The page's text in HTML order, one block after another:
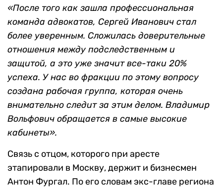
«После того как зашла профессиональная
команда адвокатов, Сергей Иванович стал
более уверенным. Сложилась доверительные
отношения между подследственным и
защитой, а это уже значит все-таки 20%
успеха. У нас во фракции по этому вопросу
создана рабочая группа, которая очень
внимательно следит за этим делом. Владимир
Вольфович обращается в самые высокие
кабинеты».
Связь с отцом, которого при аресте
этапировали в Москву, держит и бизнесмен
Антон Фургал. По его словам экс-главе региона